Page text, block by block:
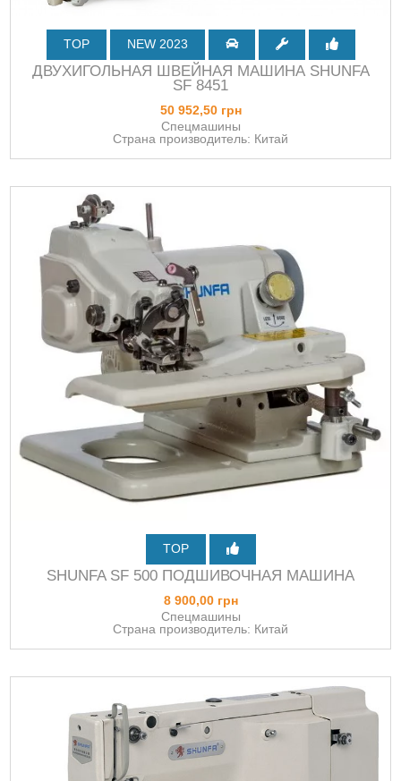
TOP NEW 2023
ДВУХИГОЛЬНАЯ ШВЕЙНАЯ МАШИНА SHUNFA
SF 8451
50 952,50 грн
Спецмашины
Страна производитель: Китай
TOP
SHUNFA SF 500 ПОДШИВОЧНАЯ МАШИНА
8 900,00 грн
Спецмашины
Страна производитель: Китай